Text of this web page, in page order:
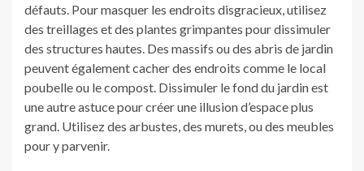
défauts. Pour masquer les endroits disgracieux, utilisez
des treillages et des plantes grimpantes pour dissimuler
des structures hautes. Des massifs ou des abris de jardin
peuvent également cacher des endroits comme le local
poubelle ou le compost. Dissimuler le fond du jardin est
une autre astuce pour créer une illusion d’espace plus
grand. Utilisez des arbustes, des murets, ou des meubles
pour y parvenir.